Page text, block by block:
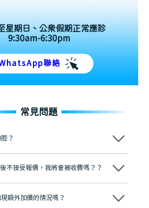
星期日、公眾假期正常應診
9:30am-6:30pm
聯絡
常見問題
？
世」的大學校訓，各分院匯聚來自香港、內地的
業領袖品牌」，是諾貝爾種植系統全球放心植牙中
國家和地區的顧客，受到粵港澳大灣區及周邊城
及信任推薦 珠海、深圳設有八大分院，香港亦設
，有任何問題都可以隨時預約免費咨詢，讓人十
不接受報價，我將會被收費嗎？？
服務之前，你不會被收取任何費用。
額外加價的情況嗎？